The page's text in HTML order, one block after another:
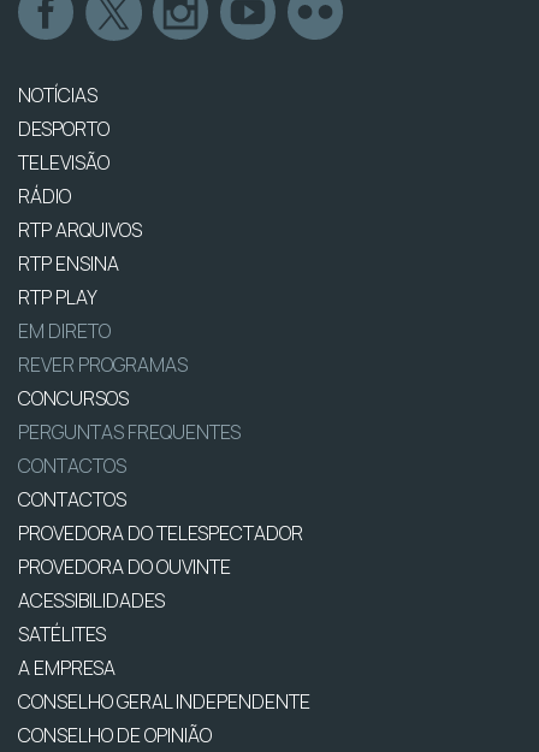
NOTÍCIAS
DESPORTO
TELEVISÃO
RÁDIO
RTP ARQUIVOS
RTP ENSINA
RTP PLAY
EM DIRETO
REVER PROGRAMAS
CONCURSOS
PERGUNTAS FREQUENTES
CONTACTOS
CONTACTOS
PROVEDORA DO TELESPECTADOR
PROVEDORA DO OUVINTE
ACESSIBILIDADES
SATÉLITES
A EMPRESA
CONSELHO GERAL INDEPENDENTE
CONSELHO DE OPINIÃO